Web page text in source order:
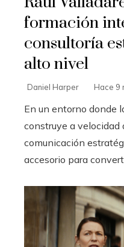
formación
consultoría
alto nivel
Daniel Harper Hace 9
En un entorno donde
construye a velocidad
comunicación
accesorio para